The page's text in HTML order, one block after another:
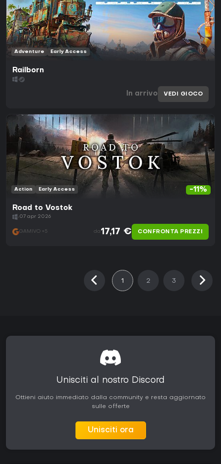
Adventure Early Access
Railborn
In arrivo VEDI GIOCO
-11%
Action Early Access
Road to Vostok
07 apr 2026
GAMIVO +5 da 17,17 € CONFRONTA PREZZI
1 2 3
Unisciti al nostro Discord
Ottieni aiuto immediato dalla community e resta aggiornato
sulle offerte
Unisciti ora